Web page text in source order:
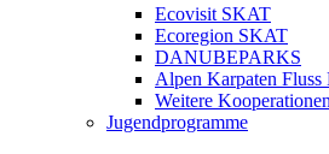
Ecovisit SKAT
Ecoregion SKAT
DANUBEPARKS
Alpen Karpaten
Weitere Kooperationen
Jugendprogramme